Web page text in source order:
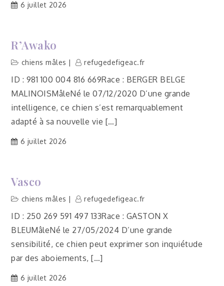
6 juillet 2026
R’Awako
chiens mâles refugedefigeac.fr
ID : 981 100 004 816 669Race : BERGER BELGE
MALINOISMâleNé le 07/12/2020 D’une grande
intelligence, ce chien s’est remarquablement
adapté à sa nouvelle vie […]
6 juillet 2026
Vasco
chiens mâles refugedefigeac.fr
ID : 250 269 591 497 133Race : GASTON X
BLEUMâleNé le 27/05/2024 D’une grande
sensibilité, ce chien peut exprimer son inquiétude
par des aboiements, […]
6 juillet 2026